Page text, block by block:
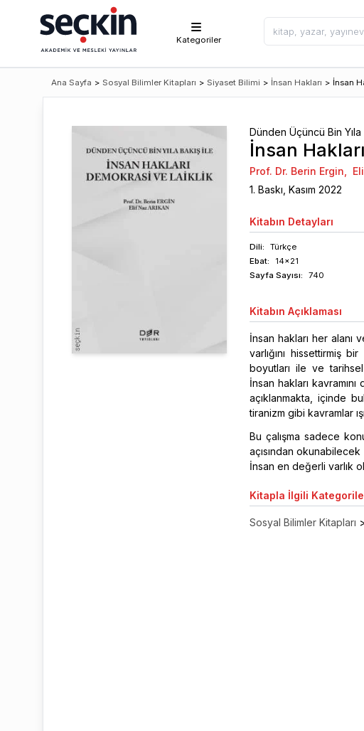
Kategoriler
Ana Sayfa > Sosyal Bilimler Kitapları > Siyaset Bilimi > İnsan Hakları > İnsan
Dünden Üçüncü Bin Yıla
İnsan
Prof. Dr. Berin Ergin
1. Baskı, Kasım 2022
Kitabın Detayları
Dili:
Türkçe
Ebat:
14x21
Sayfa Sayısı: 740
Kitabın Açıklaması
İnsan hakları her alanı
varlığını hissettirmiş
boyutları ile ve
İnsan hakları
açıklanmakta, içinde
tiranizm gibi kavramlar
Bu çalışma sadece
açısından
İnsan en değerli varlık
Kitapla İlgili
Sosyal Bilimler Kitapları